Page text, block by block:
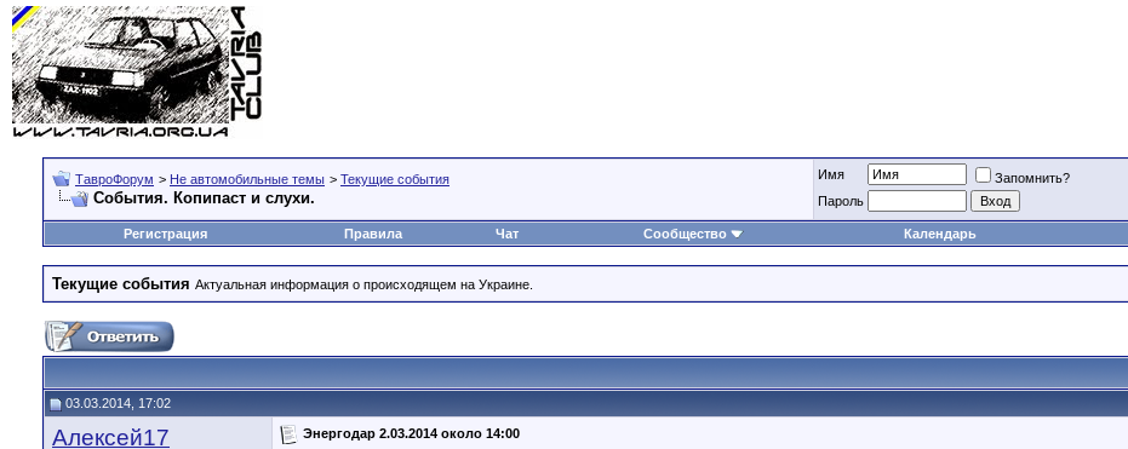
ТавроФорум > Не автомобильные темы > Текущие события
События. Копипаст и слухи.
Имя
Запомнить?
Пароль
Регистрация Правила Чат Сообщество Календарь
Текущие события Актуальная информация о происходящем на Украине.
03.03.2014, 17:02
Алексей17 Энергодар 2.03.2014 около 14:00